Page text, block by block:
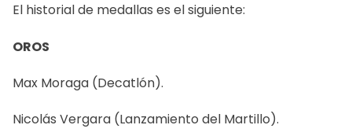
El historial de medallas es el siguiente:
OROS
Max Moraga (Decatlón).
Nicolás Vergara (Lanzamiento del Martillo).